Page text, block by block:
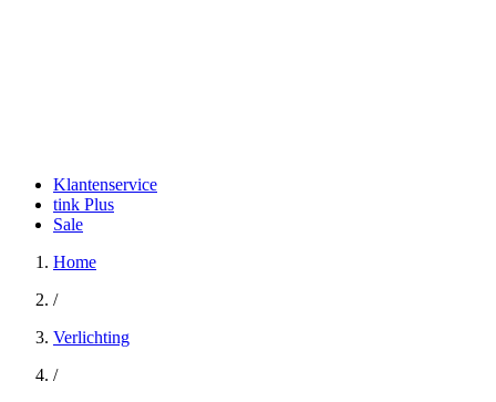
Klantenservice
tink Plus
Sale
Home
/
Verlichting
/